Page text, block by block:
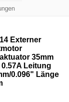
Externer
35mm
Leitung
0.096" Länge